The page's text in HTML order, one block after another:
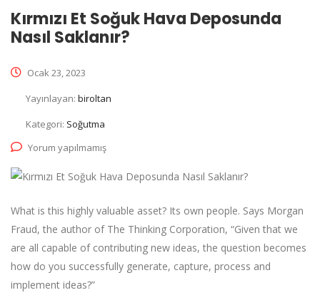
Kırmızı Et Soğuk Hava Deposunda
Nasıl Saklanır?
Ocak 23, 2023
Yayınlayan: biroltan
Kategori: Soğutma
Yorum yapılmamış
What is this highly valuable asset? Its own people. Says Morgan
Fraud, the author of The Thinking Corporation, “Given that we
are all capable of contributing new ideas, the question becomes
how do you successfully generate, capture, process and
implement ideas?”